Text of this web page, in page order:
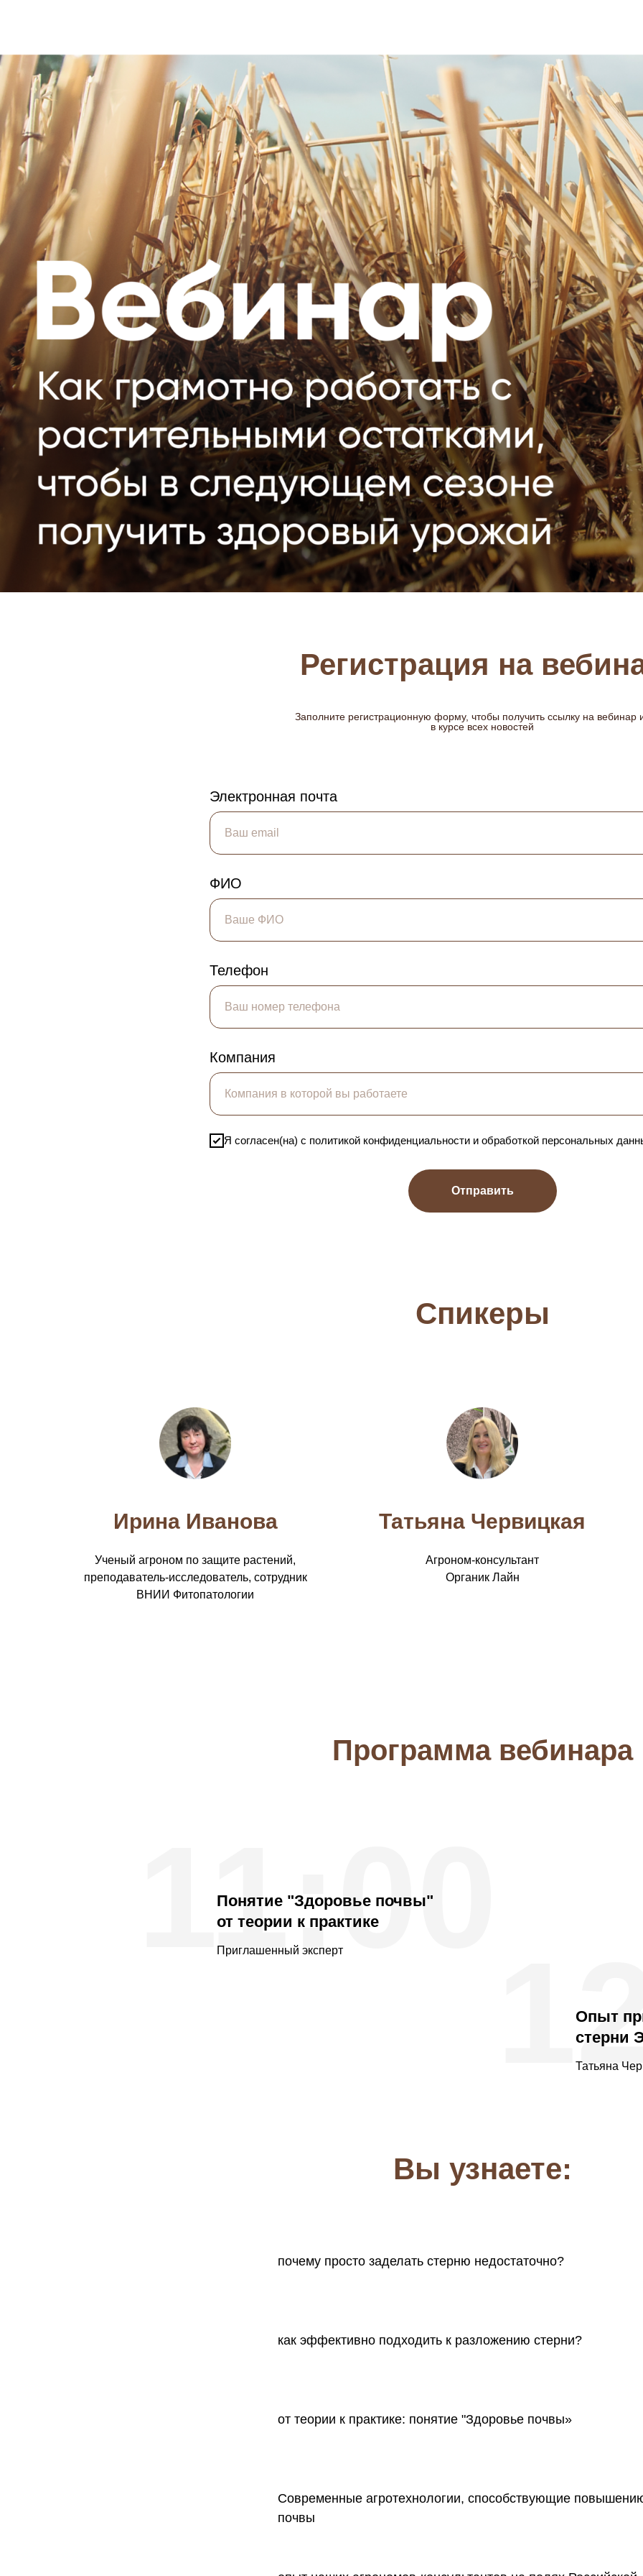
Регистрация на
Заполните регистрационную форму, чтобы получить ссылку на вебинар
в курсе всех новостей
Электронная почта
ФИО
Телефон
Компания
Я согласен(на) с политикой конфиденциальности и обработкой персональных
Отправить
Спикеры
Ирина Иванова
Ученый агроном по защите растений,
преподаватель-исследователь, сотрудник
ВНИИ Фитопатологии
Татьяна Червицкая
Агроном-консультант
Органик Лайн
Программа вебинара
Понятие "Здоровье почвы"
от теории к практике
Приглашенный эксперт
11:00
Опыт
стерни
Татьяна
Вы узнаете:
почему просто заделать стерню недостаточно?
как эффективно подходить к разложению стерни?
от теории к практике: понятие "Здоровье почвы»
Современные агротехнологии, способствующие
почвы